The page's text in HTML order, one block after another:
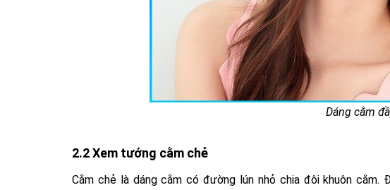
Dáng cằm
2.2 Xem tướng cằm chẻ
Cằm chẻ là dáng cằm có đường lún nhỏ chia đôi khuôn